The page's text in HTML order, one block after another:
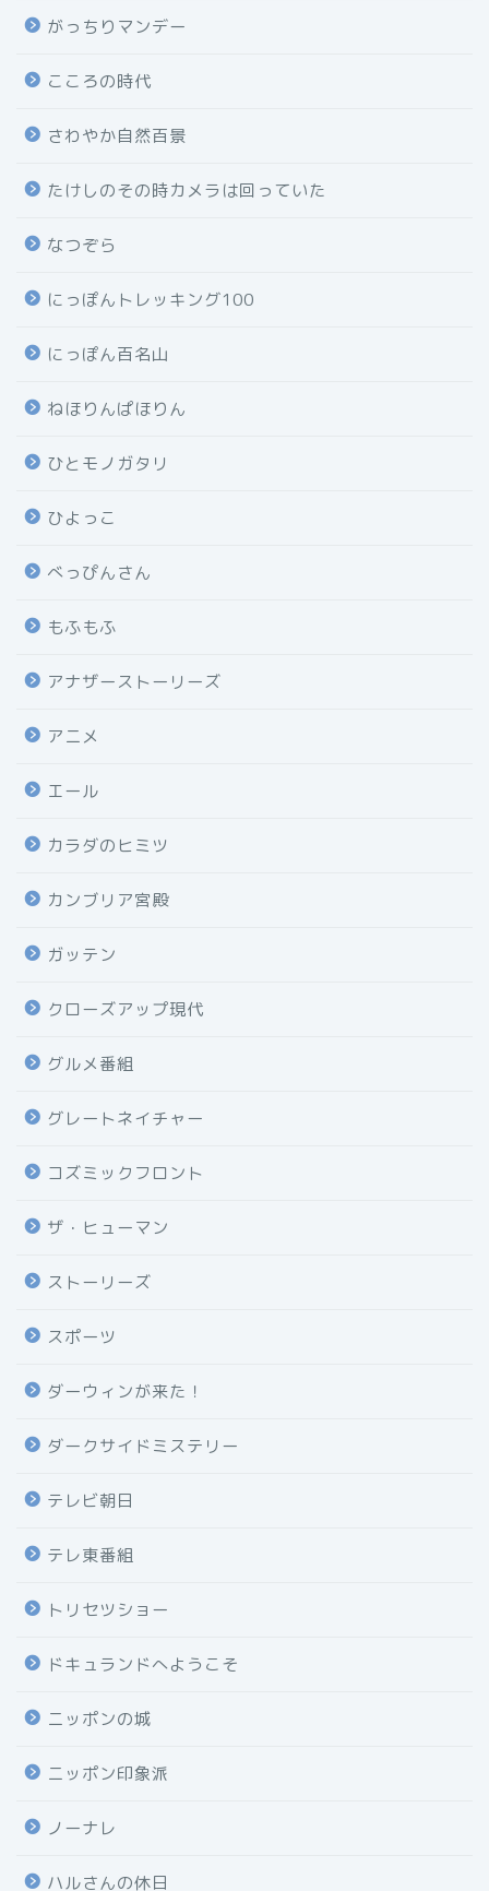
がっちりマンデー
こころの時代
さわやか自然百景
たけしのその時カメラは回っていた
なつぞら
にっぽんトレッキング100
にっぽん百名山
ねほりんぱほりん
ひとモノガタリ
ひよっこ
べっぴんさん
もふもふ
アナザーストーリーズ
アニメ
エール
カラダのヒミツ
カンブリア宮殿
ガッテン
クローズアップ現代
グルメ番組
グレートネイチャー
コズミックフロント
ザ・ヒューマン
ストーリーズ
スポーツ
ダーウィンが来た！
ダークサイドミステリー
テレビ朝日
テレ東番組
トリセツショー
ドキュランドへようこそ
ニッポンの城
ニッポン印象派
ノーナレ
ハルさんの休日